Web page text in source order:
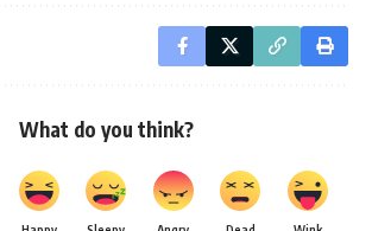
What do you think?